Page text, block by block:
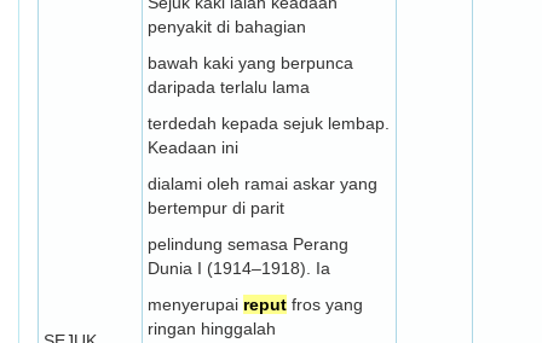
penyakit di bahagian
bawah kaki yang berpunca
daripada terlalu lama
terdedah kepada sejuk lembap.
Keadaan ini
dialami oleh ramai askar yang
bertempur di parit
pelindung semasa Perang
Dunia I (1914–1918). Ia
menyerupai reput fros yang
ringan hinggalah